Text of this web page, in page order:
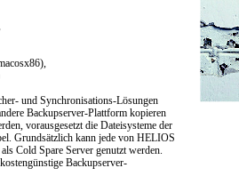
und Synchronisations-Lösungen
Backupserver-Plattform kopieren
vorausgesetzt die Dateisysteme der
Grundsätzlich kann jede von HELIOS
Cold Spare Server genutzt werden.
Backupserver-